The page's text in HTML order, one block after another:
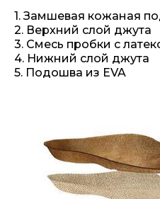
1. Замшевая кожаная
2. Верхний слой джута
3. Смесь пробки с
4. Нижний слой джута
5. Подошва из EVA